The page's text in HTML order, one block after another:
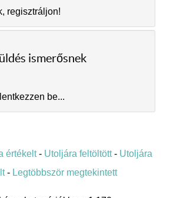
regisztráljon!
ismerősnek
be...
értékelt- Utoljára feltöltött- Utoljára
- Legtöbbször megtekintett